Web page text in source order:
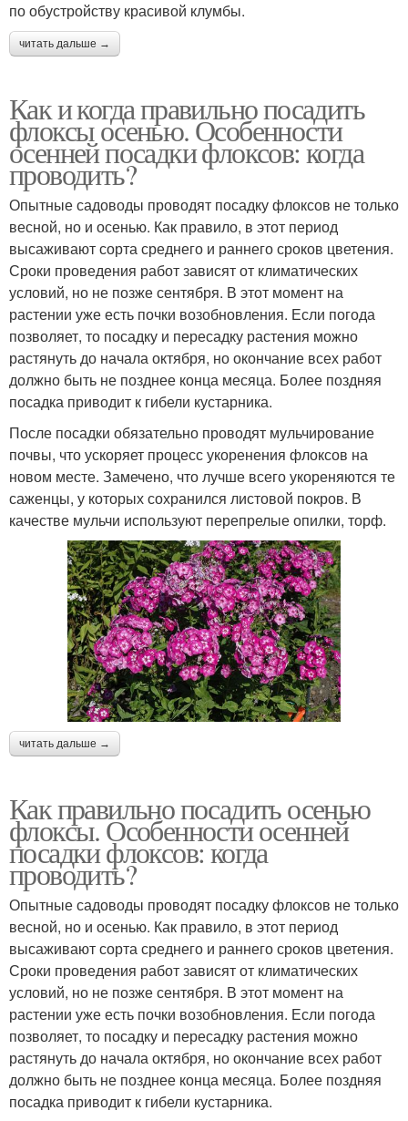
по обустройству красивой клумбы.
читать дальше →
Как и когда правильно посадить
флоксы осенью. Особенности
осенней посадки флоксов: когда
проводить?
Опытные садоводы проводят посадку флоксов не только
весной, но и осенью. Как правило, в этот период
высаживают сорта среднего и раннего сроков цветения.
Сроки проведения работ зависят от климатических
условий, но не позже сентября. В этот момент на
растении уже есть почки возобновления. Если погода
позволяет, то посадку и пересадку растения можно
растянуть до начала октября, но окончание всех работ
должно быть не позднее конца месяца. Более поздняя
посадка приводит к гибели кустарника.
После посадки обязательно проводят мульчирование
почвы, что ускоряет процесс укоренения флоксов на
новом месте. Замечено, что лучше всего укореняются те
саженцы, у которых сохранился листовой покров. В
качестве мульчи используют перепрелые опилки, торф.
читать дальше →
Как правильно посадить осенью
флоксы. Особенности осенней
посадки флоксов: когда
проводить?
Опытные садоводы проводят посадку флоксов не только
весной, но и осенью. Как правило, в этот период
высаживают сорта среднего и раннего сроков цветения.
Сроки проведения работ зависят от климатических
условий, но не позже сентября. В этот момент на
растении уже есть почки возобновления. Если погода
позволяет, то посадку и пересадку растения можно
растянуть до начала октября, но окончание всех работ
должно быть не позднее конца месяца. Более поздняя
посадка приводит к гибели кустарника.